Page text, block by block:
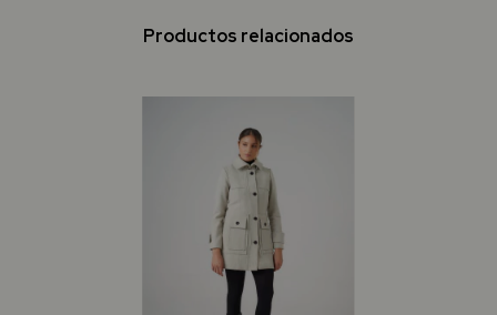
Productos relacionados